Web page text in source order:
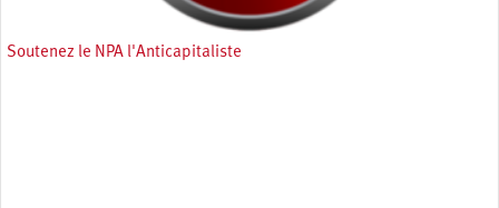
Soutenez le NPA l'Anticapitaliste